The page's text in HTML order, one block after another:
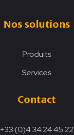
Nos solutions
Produits
Services
Contact
+33 (0)4 34 24 45 22